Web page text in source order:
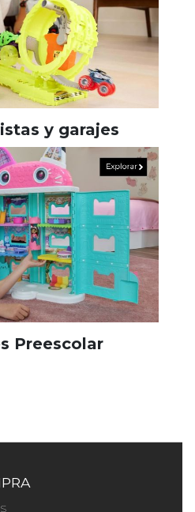
y garajes
Preescolar